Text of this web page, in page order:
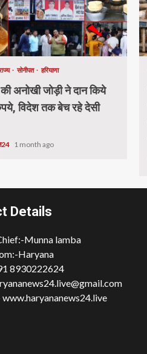
सोनीपत हरियाणा
की अनोखी जोड़ी ने दान किये
विदेश तक बेच रहे देसी
1 month ago
Details
Munna lamba
Haryana
8930222624
www.haryananews24.live